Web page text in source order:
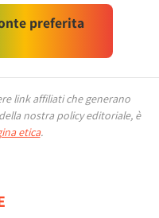
preferita
link affiliati che generano
nostra policy editoriale, è
etica.